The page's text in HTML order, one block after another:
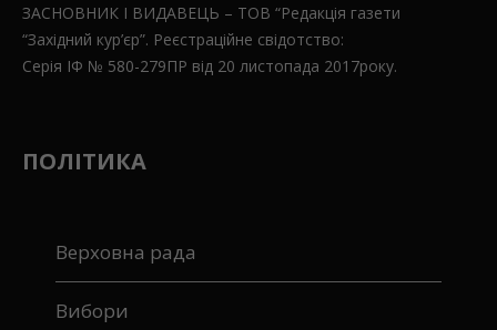
ЗАСНОВНИК І ВИДАВЕЦЬ – ТОВ “Редакція газети
“Західний кур’єр”. Реєстраційне свідотство:
Серія ІФ № 580-279ПР від 20 листопада 2017року.
ПОЛІТИКА
Верховна рада
Вибори